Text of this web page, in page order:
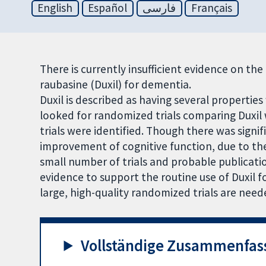
English Español فارسی Français
There is currently insufficient evidence on
raubasine (Duxil) for dementia.
Duxil is described as having several
looked for randomized trials comparing
trials were identified. Though there was
improvement of cognitive function, due to
small number of trials and probable
evidence to support the routine use of
large, high-quality randomized trials are
Vollständige